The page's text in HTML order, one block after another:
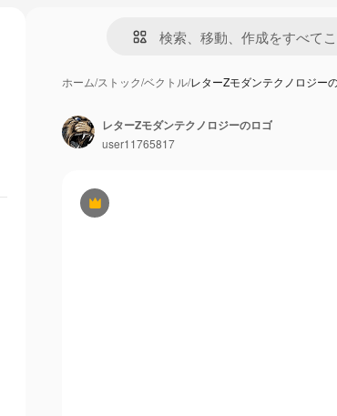
ホーム/ストック/ベクトル/レターZモダンテクノロジー
Premium
レターZモダンテクノロジーのロゴ
user11765817